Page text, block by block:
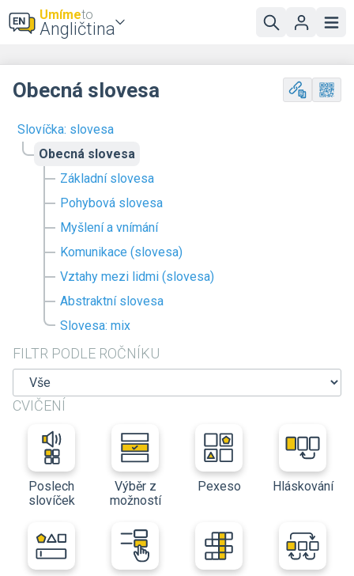
Umímeto
Angličtina
Slovíčka: slovesa
Obecná slovesa
Základní slovesa
Pohybová slovesa
Myšlení a vnímání
Komunikace (slovesa)
Vztahy mezi lidmi (slovesa)
Abstraktní slovesa
Slovesa: mix
FILTR PODLE ROČNÍKU
CVIČENÍ
Poslech
slovíček
Výběr z
možností
Pexeso Hláskování
Obecná slovesa